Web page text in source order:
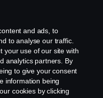
n
e
w
t
a
b
a
n
e
w
t
a
b
and ads, to
to analyse our traffic.
your use of our site with
analytics partners. By
to give your consent
information being
cookies by clicking